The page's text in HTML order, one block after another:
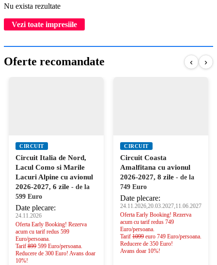
Nu exista rezultate
Vezi toate impresiile
Oferte recomandate ‹ ›
CIRCUIT
Circuit Italia de Nord,
Lacul Como si Marile
Lacuri Alpine cu avionul
2026-2027, 6 zile - de la
599 Euro
Date plecare:
24.11.2026
Oferta Early Booking! Rezerva
acum cu tarif redus 599
Euro/persoana.
Tarif 899 599 Euro/persoana.
Reducere de 300 Euro! Avans doar
10%!
CIRCUIT
Circuit Coasta
Amalfitana cu avionul
2026-2027, 8 zile - de la
749 Euro
Date plecare:
24.11.2026,20.03.2027,11.06.2027
Oferta Early Booking! Rezerva
acum cu tarif redus 749
Euro/persoana.
Tarif 1099 euro 749 Euro/persoana.
Reducere de 350 Euro!
Avans doar 10%!